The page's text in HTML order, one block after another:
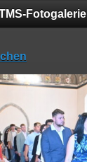
Fotogalerie